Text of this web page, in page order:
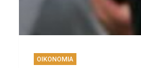
ΟΙΚΟΝΟΜΙΑ